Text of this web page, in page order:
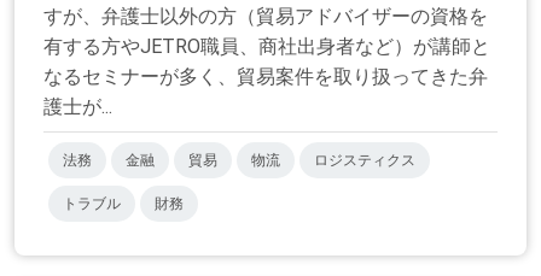
すが、弁護士以外の方（貿易アドバイザーの資格を
有する方やJETRO職員、商社出身者など）が講師と
なるセミナーが多く、貿易案件を取り扱ってきた弁
護士が...
法務 金融 貿易 物流 ロジスティクス
トラブル 財務